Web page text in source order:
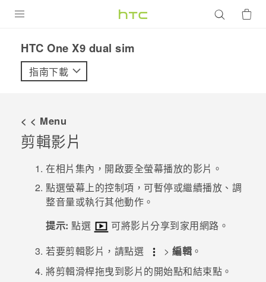
VIVE
配件
優惠專區
校園專案
企業採購
VIVELAND
HTC One X9 dual sim‎
指南下載
< < Menu
剪輯影片
在相片集內，開啟要全螢幕播放的影片。
點選螢幕上的控制項，可暫停或繼續播放、調
整音量或執行其他動作。
提示: 點選
可將影片分享到家用網路。
若要剪輯影片，請點選
> 編輯 。
將剪輯滑桿拖曳到影片的開始點和結束點。